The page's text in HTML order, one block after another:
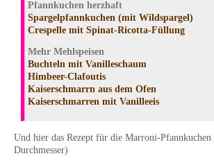
Pfannkuchen herzhaft
Spargelpfannkuchen (mit Wildspargel)
Crespelle mit Spinat-Ricotta-Füllung
Mehr Mehlspeisen
Buchteln mit Vanilleschaum
Himbeer-Clafoutis
Kaiserschmarrn aus dem Ofen
Kaiserschmarren mit Vanilleeis
Und hier das Rezept für die Marroni-
Durchmesser)